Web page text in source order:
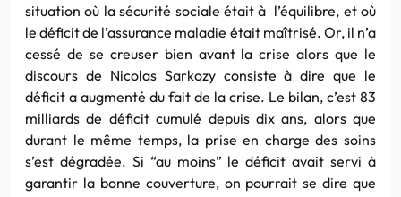
situation où la sécurité sociale était à l’équilibre, et où
le déficit de l’assurance maladie était maîtrisé. Or,il n’a
cessé de se creuser bien avant la crise alors que le
discours de Nicolas Sarkozy consiste à dire que le
déficit a augmenté du fait de la crise. Le bilan, c’est 83
milliards de déficit cumulé depuis dix ans, alors que
durant le même temps, la prise en charge des soins
s’est dégradée. Si “au moins” le déficit avait servi à
garantir la bonne couverture, on pourrait se dire que